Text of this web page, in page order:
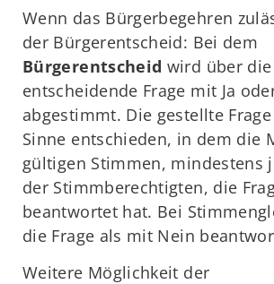
Wenn das Bürgerbegehren
der Bürgerentscheid: Bei dem
Bürgerentscheid wird über die
entscheidende Frage mit Ja
abgestimmt. Die gestellte
Sinne entschieden, in dem die
gültigen Stimmen, mindestens
der Stimmberechtigten, die
beantwortet hat. Bei
die Frage als mit Nein
Weitere Möglichkeit der